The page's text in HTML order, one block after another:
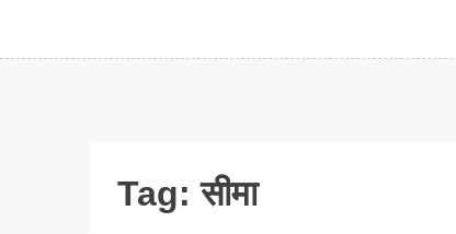
Tag:सीमा